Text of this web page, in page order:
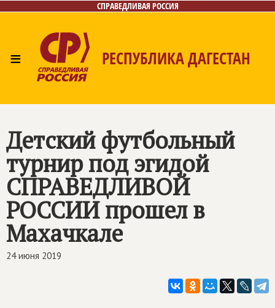
СПРАВЕДЛИВАЯ РОССИЯ
≡ РЕСПУБЛИКА ДАГЕСТАН
Контакты
Детский футбольный
турнир под эгидой
СПРАВЕДЛИВОЙ
РОССИИпрошел в
Махачкале
24 июня 2019